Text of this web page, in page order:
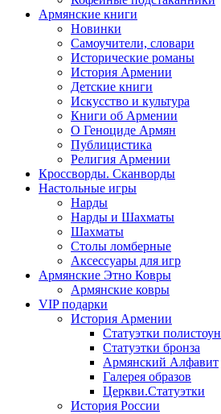
Армянские книги
Новинки
Самоучители, словари
Исторические романы
История Армении
Детские книги
Иcкусство и культура
Книги об Армении
О Геноциде Армян
Публицистика
Религия Армении
Кроссворды. Сканворды
Настольные игры
Нарды
Нарды и Шахматы
Шахматы
Столы ломберные
Аксессуары для игр
Армянские Этно Ковры
Армянские ковры
VIP подарки
История Армении
Статуэтки полистоун
Статуэтки бронза
Армянский Алфавит
Галерея образов
Церкви.Статуэтки
История России